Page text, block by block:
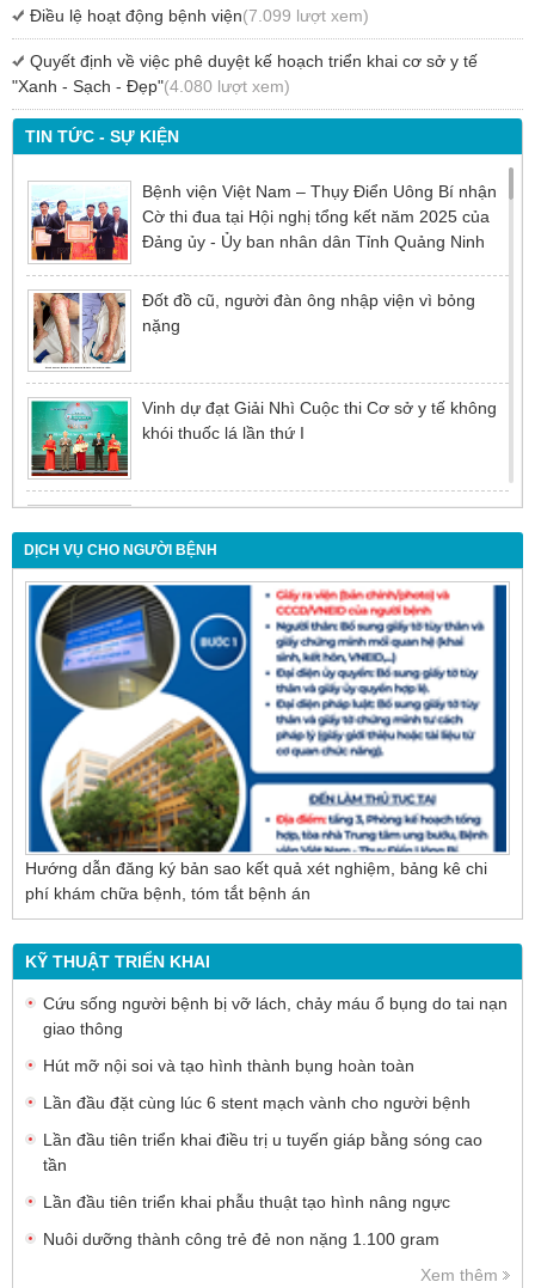
TIN TỨC - SỰ KIỆN
Bệnh viện Việt Nam – Thụy Điển Uông Bí nhận
Cờ thi đua tại Hội nghị tổng kết năm 2025 của
Đảng ủy - Ủy ban nhân dân Tỉnh Quảng Ninh
Đốt đồ cũ, người đàn ông nhập viện vì bỏng
nặng
Vinh dự đạt Giải Nhì Cuộc thi Cơ sở y tế không
khói thuốc lá lần thứ I
chậm trễ
Nội soi mật tụy ngược dòng – Giải pháp tối ưu
cho người bệnh sỏi ống mật chủ
DỊCH VỤ CHO NGƯỜI BỆNH
Hướng dẫn đăng ký bản sao kết quả xét nghiệm, bảng kê chi
phí khám chữa bệnh, tóm tắt bệnh án
KỸ THUẬT TRIỂN KHAI
Cứu sống người bệnh bị vỡ lách, chảy máu ổ bụng do tai nạn
giao thông
Hút mỡ nội soi và tạo hình thành bụng hoàn toàn
Lần đầu đặt cùng lúc 6 stent mạch vành cho người bệnh
Lần đầu tiên triển khai điều trị u tuyến giáp bằng sóng cao
tần
Lần đầu tiên triển khai phẫu thuật tạo hình nâng ngực
Nuôi dưỡng thành công trẻ đẻ non nặng 1.100 gram
Xem thêm
Điều lệ hoạt động bệnh viện(7.099 lượt xem)
Quyết định về việc phê duyệt kế hoạch triển khai cơ sở y tế
"Xanh - Sạch - Đẹp"(4.080 lượt xem)